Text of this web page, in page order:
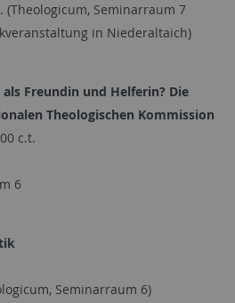
(Theologicum, Seminarraum 7
in Niederaltaich)
Freundin und Helferin? Die
Theologischen Kommission
c.t.
6
Seminarraum 6)